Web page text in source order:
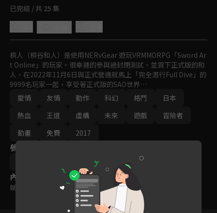
已完結 / 共 25 集
桐人（桐谷和人）是使用NERvGear 遊玩VRMMORPG「Sword Ar
t Online」的玩家。很幸運的參與過封閉測試、並買下正式版的和
人，在2022年11月6日與正式營運就馬上「完全潛行Full Dive」的
9999名玩家一起，享受著正式版的SAO世界…
愛情
友情 動作 科幻 格鬥
日本
熱血
王道 虛構 未來 遊戲
冒險者
動畫
免費 2017
參與演員
川原礫
內容標籤
輔導十二歲級